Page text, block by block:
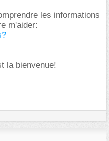
les informations
m'aider:
la bienvenue!